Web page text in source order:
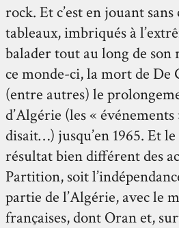
rock. Et c’est en jouant sans
tableaux, imbriqués à
balader tout au long de
ce monde-ci, la mort de De
(entre autres) le
d’Algérie (les «
disait…) jusqu’en 1965. Et
résultat bien différent des
Partition, soit
partie de l’Algérie, avec le
françaises, dont Oran et,